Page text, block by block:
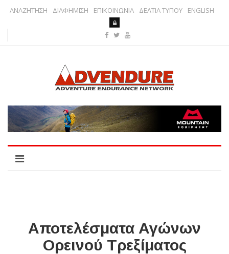
ΑΝΑΖΗΤΗΣΗ ΔΙΑΦΗΜΙΣΗ ΕΠΙΚΟΙΝΩΝΙΑ ΔΕΛΤΙΑ ΤΥΠΟΥ ENGLISH
Αποτελέσματα Αγώνων
Ορεινού Τρεξίματος